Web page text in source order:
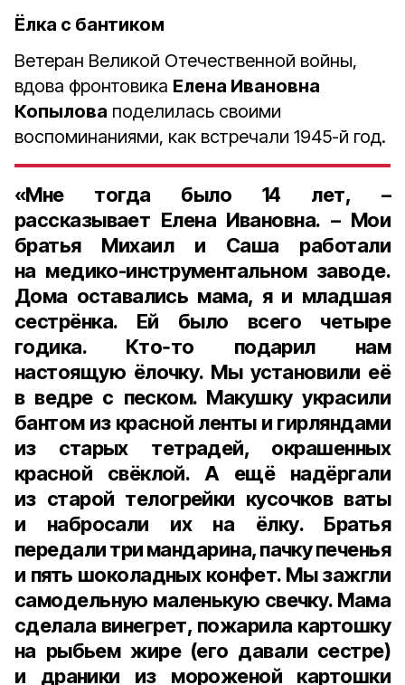
Ёлка с бантиком
Ветеран Великой Отечественной войны,
вдова фронтовика Елена Ивановна
Копылова поделилась своими
воспоминаниями, как встречали 1945-й год.
«Мне тогда было 14 лет, –
рассказывает Елена Ивановна. – Мои
братья Михаил и Саша работали
на медико-инструментальном заводе.
Дома оставались мама, я и младшая
сестрёнка. Ей было всего четыре
годика. Кто‑то подарил нам
настоящую ёлочку. Мы установили её
в ведре с песком. Макушку украсили
бантом из красной ленты и гирляндами
из старых тетрадей, окрашенных
красной свёклой. А ещё надёргали
из старой телогрейки кусочков ваты
и набросали их на ёлку. Братья
передали три мандарина, пачку печенья
и пять шоколадных конфет. Мы зажгли
самодельную маленькую свечку. Мама
сделала винегрет, пожарила картошку
на рыбьем жире (его давали сестре)
и драники из мороженой картошки